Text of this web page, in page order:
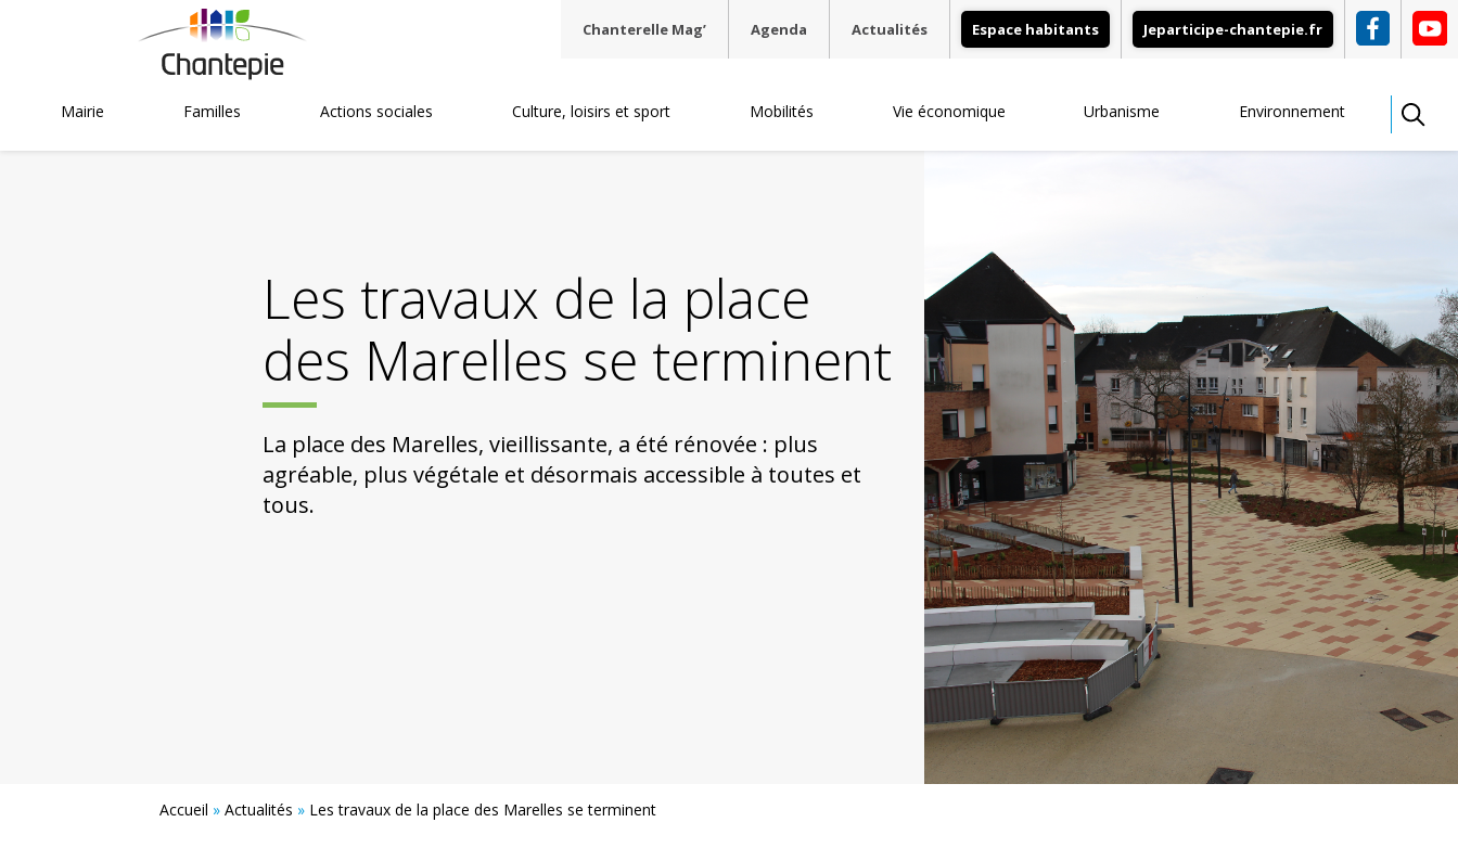
Chanterelle Mag’ Agenda Actualités Espace habitants Jeparticipe-chantepie.fr
Mairie Familles Actions sociales Culture, loisirs et sport Mobilités Vie économique Urbanisme Environnement
Les travaux de la place
des Marelles se terminent
La place des Marelles, vieillissante, a été rénovée : plus
agréable, plus végétale et désormais accessible à toutes et
tous.
Accueil » Actualités » Les travaux de la place des Marelles se terminent